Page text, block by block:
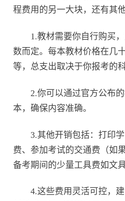
程费用的另一大块，还有其
1.教材需要你自行购买，
数而定。每本教材价格在几
等，总支出取决于你报考的科
2.你可以通过官方公布的
本，确保内容准确。
3.其他开销包括：打印学
费、参加考试的交通费（如
备考期间的少量工具费如文具
4.这些费用灵活可控，建